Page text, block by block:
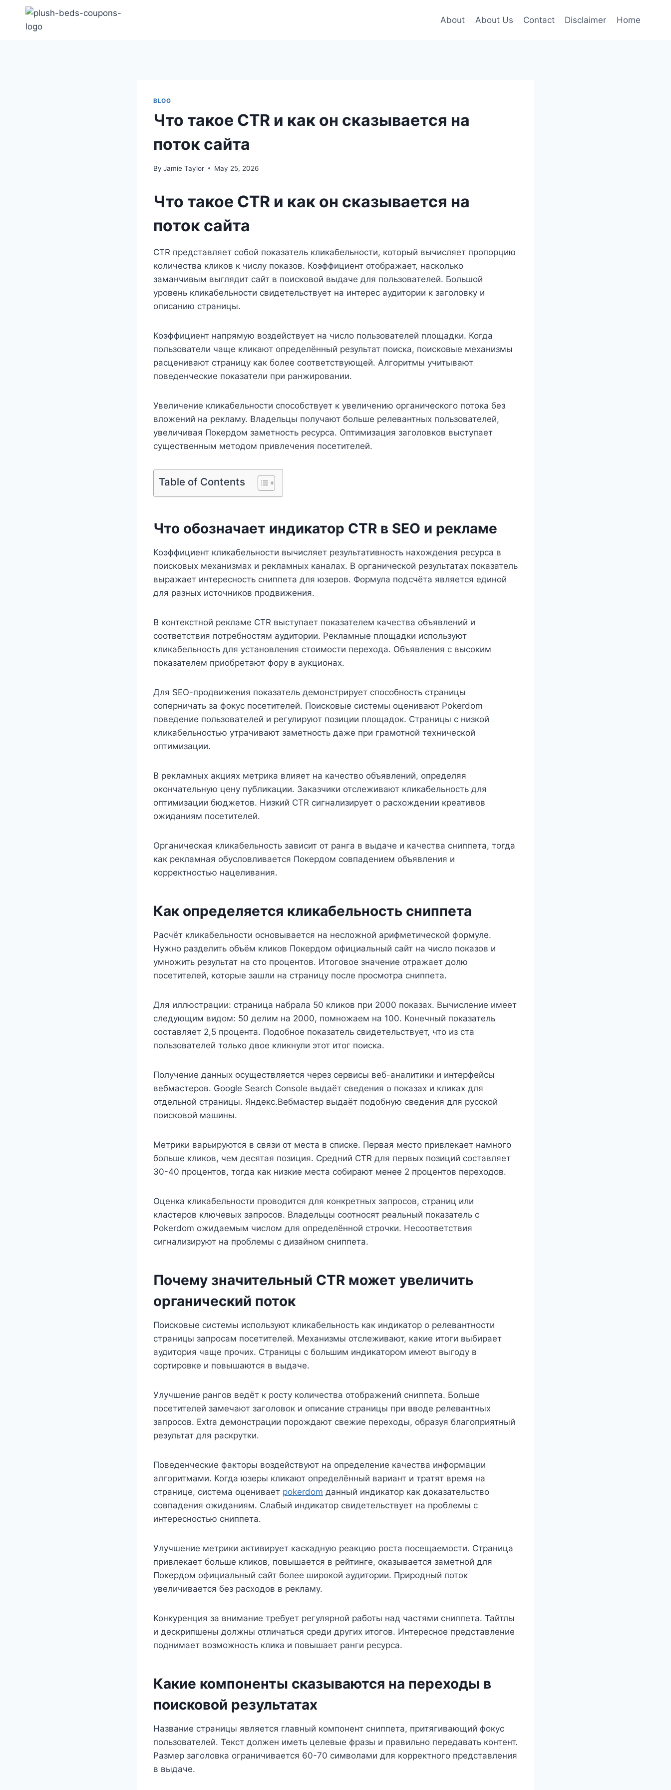
About About Us Contact Disclaimer Home
BLOG
Что такое CTR и как он сказывается на
поток сайта
By Jamie Taylor May 25, 2026
Что такое CTR и как он сказывается на
поток сайта
CTR представляет собой показатель кликабельности, который вычисляет пропорцию
количества кликов к числу показов. Коэффициент отображает, насколько
заманчивым выглядит сайт в поисковой выдаче для пользователей. Большой
уровень кликабельности свидетельствует на интерес аудитории к заголовку и
описанию страницы.
Коэффициент напрямую воздействует на число пользователей площадки. Когда
пользователи чаще кликают определённый результат поиска, поисковые механизмы
расценивают страницу как более соответствующей. Алгоритмы учитывают
поведенческие показатели при ранжировании.
Увеличение кликабельности способствует к увеличению органического потока без
вложений на рекламу. Владельцы получают больше релевантных пользователей,
увеличивая Покердом заметность ресурса. Оптимизация заголовков выступает
существенным методом привлечения посетителей.
Table of Contents
Что обозначает индикатор CTR в SEO и рекламе
Коэффициент кликабельности вычисляет результативность нахождения ресурса в
поисковых механизмах и рекламных каналах. В органической результатах показатель
выражает интересность сниппета для юзеров. Формула подсчёта является единой
для разных источников продвижения.
В контекстной рекламе CTR выступает показателем качества объявлений и
соответствия потребностям аудитории. Рекламные площадки используют
кликабельность для установления стоимости перехода. Объявления с высоким
показателем приобретают фору в аукционах.
Для SEO-продвижения показатель демонстрирует способность страницы
соперничать за фокус посетителей. Поисковые системы оценивают Pokerdom
поведение пользователей и регулируют позиции площадок. Страницы с низкой
кликабельностью утрачивают заметность даже при грамотной технической
оптимизации.
В рекламных акциях метрика влияет на качество объявлений, определяя
окончательную цену публикации. Заказчики отслеживают кликабельность для
оптимизации бюджетов. Низкий CTR сигнализирует о расхождении креативов
ожиданиям посетителей.
Органическая кликабельность зависит от ранга в выдаче и качества сниппета, тогда
как рекламная обусловливается Покердом совпадением объявления и
корректностью нацеливания.
Как определяется кликабельность сниппета
Расчёт кликабельности основывается на несложной арифметической формуле.
Нужно разделить объём кликов Покердом официальный сайт на число показов и
умножить результат на сто процентов. Итоговое значение отражает долю
посетителей, которые зашли на страницу после просмотра сниппета.
Для иллюстрации: страница набрала 50 кликов при 2000 показах. Вычисление имеет
следующим видом: 50 делим на 2000, помножаем на 100. Конечный показатель
составляет 2,5 процента. Подобное показатель свидетельствует, что из ста
пользователей только двое кликнули этот итог поиска.
Получение данных осуществляется через сервисы веб-аналитики и интерфейсы
вебмастеров. Google Search Console выдаёт сведения о показах и кликах для
отдельной страницы. Яндекс.Вебмастер выдаёт подобную сведения для русской
поисковой машины.
Метрики варьируются в связи от места в списке. Первая место привлекает намного
больше кликов, чем десятая позиция. Средний CTR для первых позиций составляет
30-40 процентов, тогда как низкие места собирают менее 2 процентов переходов.
Оценка кликабельности проводится для конкретных запросов, страниц или
кластеров ключевых запросов. Владельцы соотносят реальный показатель с
Pokerdom ожидаемым числом для определённой строчки. Несоответствия
сигнализируют на проблемы с дизайном сниппета.
Почему значительный CTR может увеличить
органический поток
Поисковые системы используют кликабельность как индикатор о релевантности
страницы запросам посетителей. Механизмы отслеживают, какие итоги выбирает
аудитория чаще прочих. Страницы с большим индикатором имеют выгоду в
сортировке и повышаются в выдаче.
Улучшение рангов ведёт к росту количества отображений сниппета. Больше
посетителей замечают заголовок и описание страницы при вводе релевантных
запросов. Extra демонстрации порождают свежие переходы, образуя благоприятный
результат для раскрутки.
Поведенческие факторы воздействуют на определение качества информации
алгоритмами. Когда юзеры кликают определённый вариант и тратят время на
странице, система оценивает pokerdom данный индикатор как доказательство
совпадения ожиданиям. Слабый индикатор свидетельствует на проблемы с
интересностью сниппета.
Улучшение метрики активирует каскадную реакцию роста посещаемости. Страница
привлекает больше кликов, повышается в рейтинге, оказывается заметной для
Покердом официальный сайт более широкой аудитории. Природный поток
увеличивается без расходов в рекламу.
Конкуренция за внимание требует регулярной работы над частями сниппета. Тайтлы
и дескрипшены должны отличаться среди других итогов. Интересное представление
поднимает возможность клика и повышает ранги ресурса.
Какие компоненты сказываются на переходы в
поисковой результатах
Название страницы является главный компонент сниппета, притягивающий фокус
пользователей. Текст должен иметь целевые фразы и правильно передавать контент.
Размер заголовка ограничивается 60-70 символами для корректного представления
в выдаче.